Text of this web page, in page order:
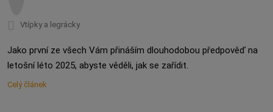
Vtípky a legrácky
Jako první ze všech Vám přináším dlouhodobou předpověď na
letošní léto 2025, abyste věděli, jak se zařídit.
Celý článek